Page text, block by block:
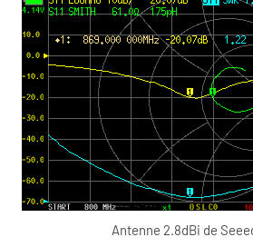
Antenne 2.8dBi de